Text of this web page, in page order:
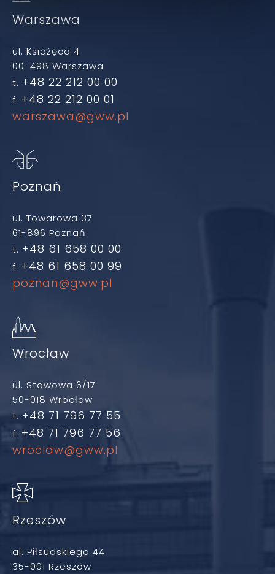
Warszawa
ul. Książęca 4
00-498 Warszawa
t. +48 22 212 00 00
f. +48 22 212 00 01
warszawa@gww.pl
Poznań
ul. Towarowa 37
61-896 Poznań
t. +48 61 658 00 00
f. +48 61 658 00 99
poznan@gww.pl
Wrocław
ul. Stawowa 6/17
50-018 Wrocław
t. +48 71 796 77 55
f. +48 71 796 77 56
wroclaw@gww.pl
Rzeszów
al. Piłsudskiego 44
35-001 Rzeszów